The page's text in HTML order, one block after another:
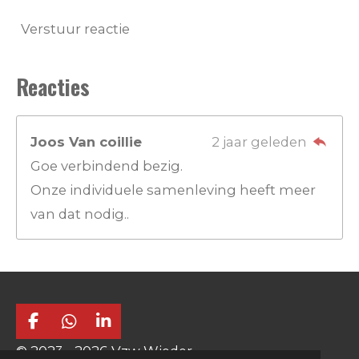
Verstuur reactie
Reacties
Joos Van coillie
2 jaar geleden
Goe verbindend bezig.
Onze individuele samenleving heeft meer
van dat nodig..
F
a
W
h
L
i
© 2023 - 2026 Vzw Wieder